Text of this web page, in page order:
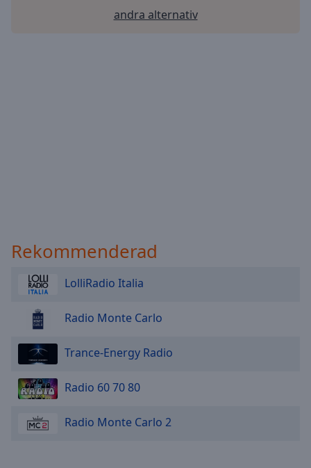
andra alternativ
Rekommenderad
LolliRadio Italia
Radio Monte Carlo
Trance-Energy Radio
Radio 60 70 80
Radio Monte Carlo 2